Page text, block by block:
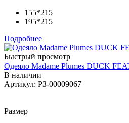
155*215
195*215
Подробнее
Быстрый просмотр
Одеяло Madame Plumes DUCK
В наличии
Артикул: РЗ-00009067
Размер